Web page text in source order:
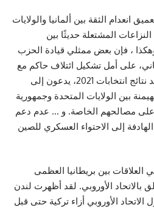
انعدام الثقة بين ألمانيا والولايات
المشتعلة حديثًا بين
وهكذا ، فإن بعض ممثلي قيادة الحزب
على أمل تشكيل ائتلاف حاكم مع
حزب الخضر وحزب اليسار بعد نتائج انتخابات 2021، يدعون إلى
بين الولايات المتحدة وجمهورية
على مصالحهم الخاصة. و … عدم دعم
إلى الاحتواء العسكري للصين
العلاقات بين بريطانيا العظمى
بالاتحاد الأوروبي. لقد أظهرت لندن
الاتحاد الأوروبي أزاء تركية حتى قبل